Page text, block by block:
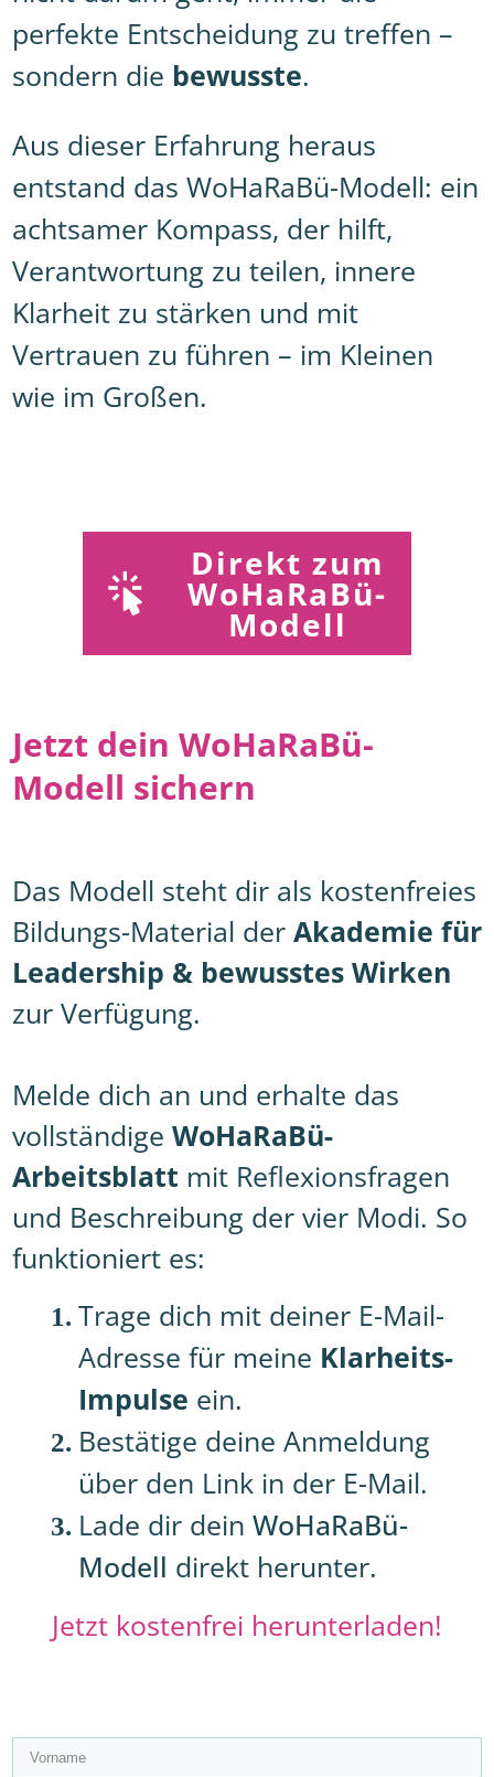
perfekte Entscheidung zu treffen –
sondern die bewusste.
Aus dieser Erfahrung heraus
entstand das WoHaRaBü-Modell: ein
achtsamer Kompass, der hilft,
Verantwortung zu teilen, innere
Klarheit zu stärken und mit
Vertrauen zu führen – im Kleinen
wie im Großen.
Direkt zum
WoHaRaBü-
Modell
Jetzt dein WoHaRaBü-
Modell sichern
Das Modell steht dir als kostenfreies
Bildungs-Material der Akademie für
Leadership & bewusstes Wirken
zur Verfügung.
Melde dich an und erhalte das
vollständige WoHaRaBü-
Arbeitsblatt mit Reflexionsfragen
und Beschreibung der vier Modi. So
funktioniert es:
Trage dich mit deiner E-Mail-
Adresse für meine Klarheits-
Impulse ein.
Bestätige deine Anmeldung
über den Link in der E-Mail.
Lade dir dein WoHaRaBü-
Modell direkt herunter.
Jetzt kostenfrei herunterladen!